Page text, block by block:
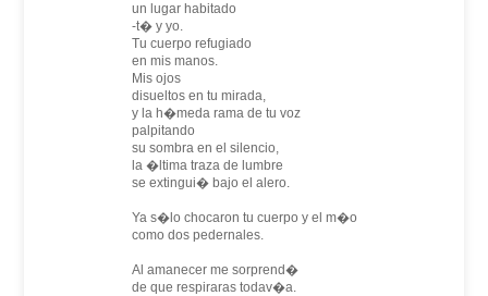
un lugar habitado
-t� y yo.
Tu cuerpo refugiado
en mis manos.
Mis ojos
disueltos en tu mirada,
y la h�meda rama de tu voz
palpitando
su sombra en el silencio,
la �ltima traza de lumbre
se extingui� bajo el alero.
Ya s�lo chocaron tu cuerpo y el m�o
como dos pedernales.
Al amanecer me sorprend�
de que respiraras todav�a.